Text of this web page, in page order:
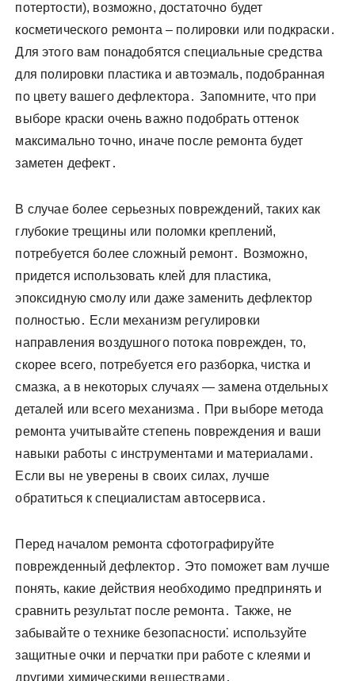
потертости), возможно, достаточно будет
косметического ремонта – полировки или подкраски․
Для этого вам понадобятся специальные средства
для полировки пластика и автоэмаль, подобранная
по цвету вашего дефлектора․ Запомните, что при
выборе краски очень важно подобрать оттенок
максимально точно, иначе после ремонта будет
заметен дефект․
В случае более серьезных повреждений, таких как
глубокие трещины или поломки креплений,
потребуется более сложный ремонт․ Возможно,
придется использовать клей для пластика,
эпоксидную смолу или даже заменить дефлектор
полностью․ Если механизм регулировки
направления воздушного потока поврежден, то,
скорее всего, потребуется его разборка, чистка и
смазка, а в некоторых случаях — замена отдельных
деталей или всего механизма․ При выборе метода
ремонта учитывайте степень повреждения и ваши
навыки работы с инструментами и материалами․
Если вы не уверены в своих силах, лучше
обратиться к специалистам автосервиса․
Перед началом ремонта сфотографируйте
поврежденный дефлектор․ Это поможет вам лучше
понять, какие действия необходимо предпринять и
сравнить результат после ремонта․ Также, не
забывайте о технике безопасности⁚ используйте
защитные очки и перчатки при работе с клеями и
другими химическими веществами․